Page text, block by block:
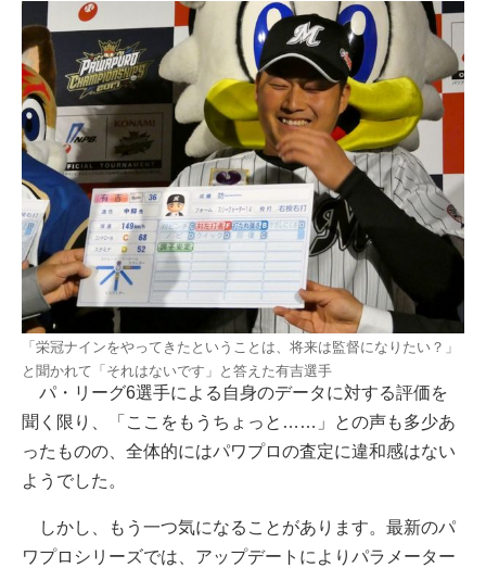
「栄冠ナインをやってきたということは、将来は監督になりたい？」
と聞かれて「それはないです」と答えた有吉選手
パ・リーグ6選手による自身のデータに対する評価を
聞く限り、「ここをもうちょっと……」との声も多少あ
ったものの、全体的にはパワプロの査定に違和感はない
ようでした。
しかし、もう一つ気になることがあります。最新のパ
ワプロシリーズでは、アップデートによりパラメーター